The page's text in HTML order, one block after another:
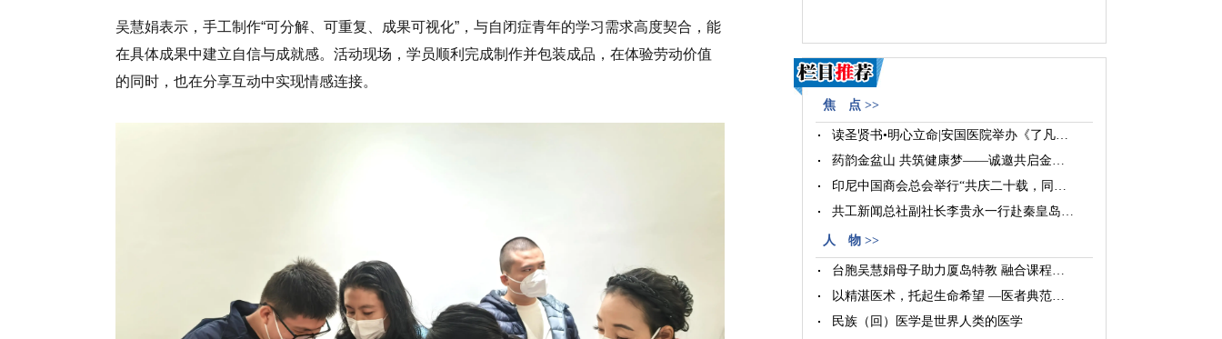
吴慧娟表示，手工制作“可分解、可重复、成果可视化”，与自闭症青年的学习需求高度契合，能
在具体成果中建立自信与成就感。活动现场，学员顺利完成制作并包装成品，在体验劳动价值
的同时，也在分享互动中实现情感连接。
焦 点 >>
读圣贤书•明心立命|安国医院举办《了凡…
药韵金盆山 共筑健康梦——诚邀共启金…
印尼中国商会总会举行“共庆二十载，同…
共工新闻总社副社长李贵永一行赴秦皇岛…
人 物 >>
台胞吴慧娟母子助力厦岛特教 融合课程…
以精湛医术，托起生命希望 —医者典范…
民族（回）医学是世界人类的医学